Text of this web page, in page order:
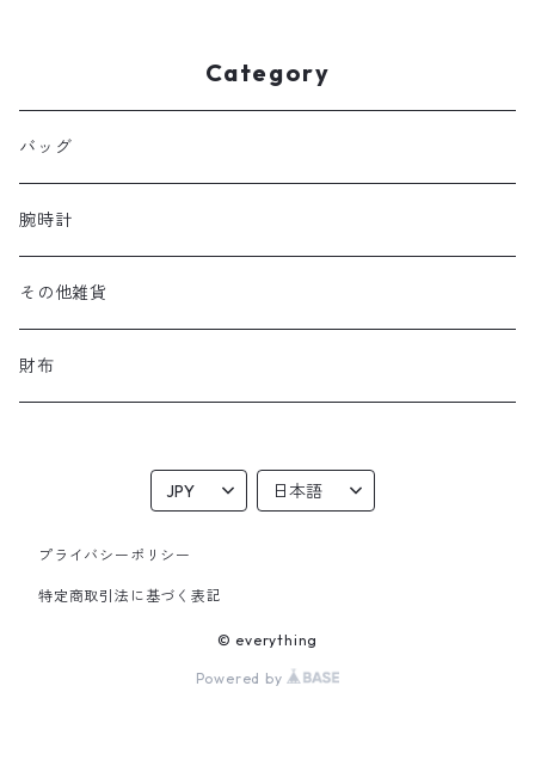
Category
バッグ
腕時計
その他雑貨
財布
プライバシーポリシー
特定商取引法に基づく表記
© everything
Powered by